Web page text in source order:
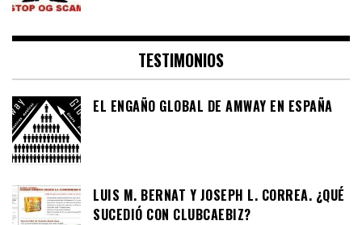
TESTIMONIOS
EL ENGAÑO GLOBAL DE AMWAY EN ESPAÑA
LUIS M. BERNAT Y JOSEPH L. CORREA. ¿QUÉ
SUCEDIÓ CON CLUBCAEBIZ?